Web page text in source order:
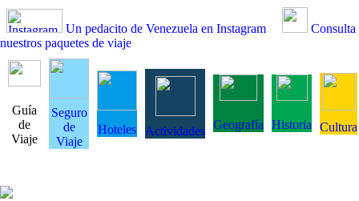
Un pedacito de Venezuela en Instagram
Consulta
nuestros paquetes de viaje
Guía
de
Viaje
Seguro
de
Viaje
Hoteles Actividades Geografía Historia Cultura